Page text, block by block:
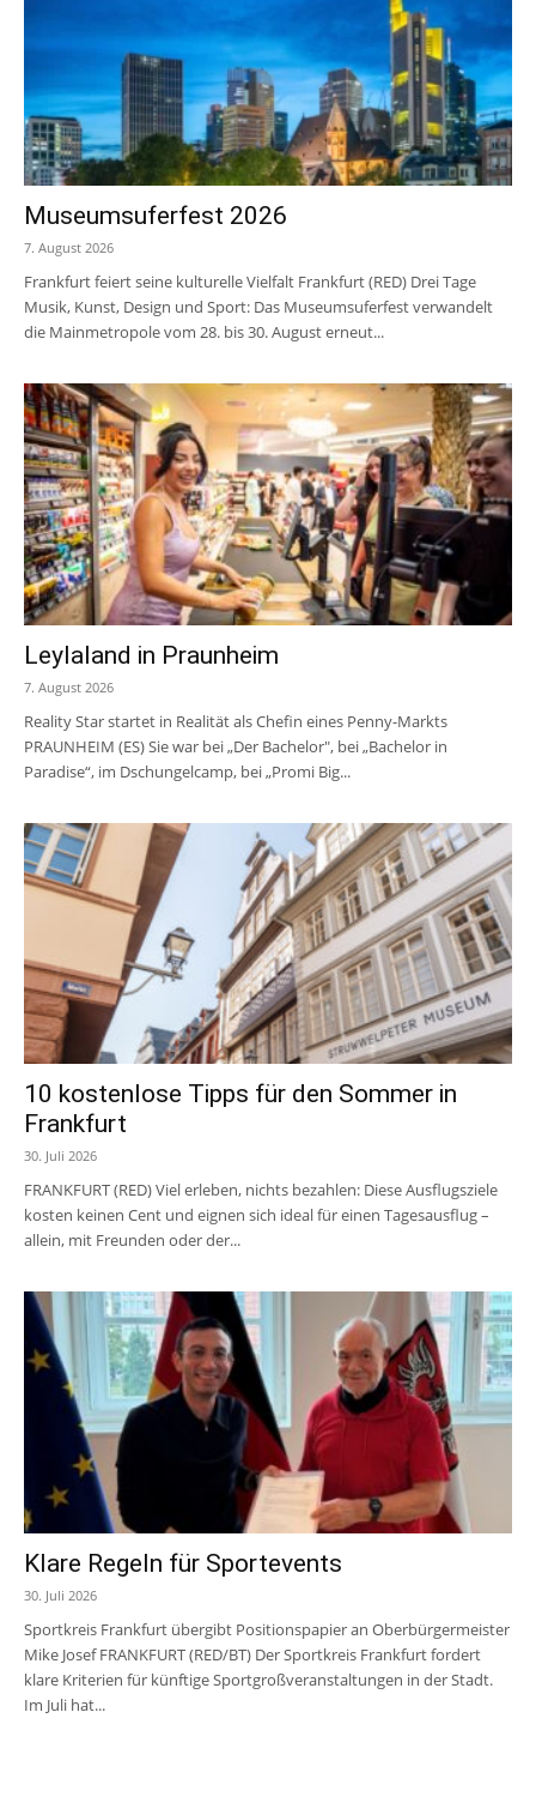
Museumsuferfest 2026
7. August 2026
Frankfurt feiert seine kulturelle Vielfalt Frankfurt (RED) Drei Tage
Musik, Kunst, Design und Sport: Das Museumsuferfest verwandelt
die Mainmetropole vom 28. bis 30. August erneut...
Leylaland in Praunheim
7. August 2026
Reality Star startet in Realität als Chefin eines Penny-Markts
PRAUNHEIM (ES) Sie war bei „Der Bachelor", bei „Bachelor in
Paradise“, im Dschungelcamp, bei „Promi Big...
10 kostenlose Tipps für den Sommer in
Frankfurt
30. Juli 2026
FRANKFURT (RED) Viel erleben, nichts bezahlen: Diese Ausflugsziele
kosten keinen Cent und eignen sich ideal für einen Tagesausflug –
allein, mit Freunden oder der...
Klare Regeln für Sportevents
30. Juli 2026
Sportkreis Frankfurt übergibt Positionspapier an Oberbürgermeister
Mike Josef FRANKFURT (RED/BT) Der Sportkreis Frankfurt fordert
klare Kriterien für künftige Sportgroßveranstaltungen in der Stadt.
Im Juli hat...